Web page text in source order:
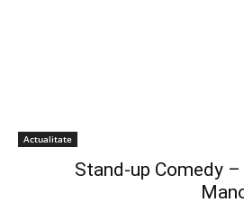
Actualitate
Stand-up Comedy